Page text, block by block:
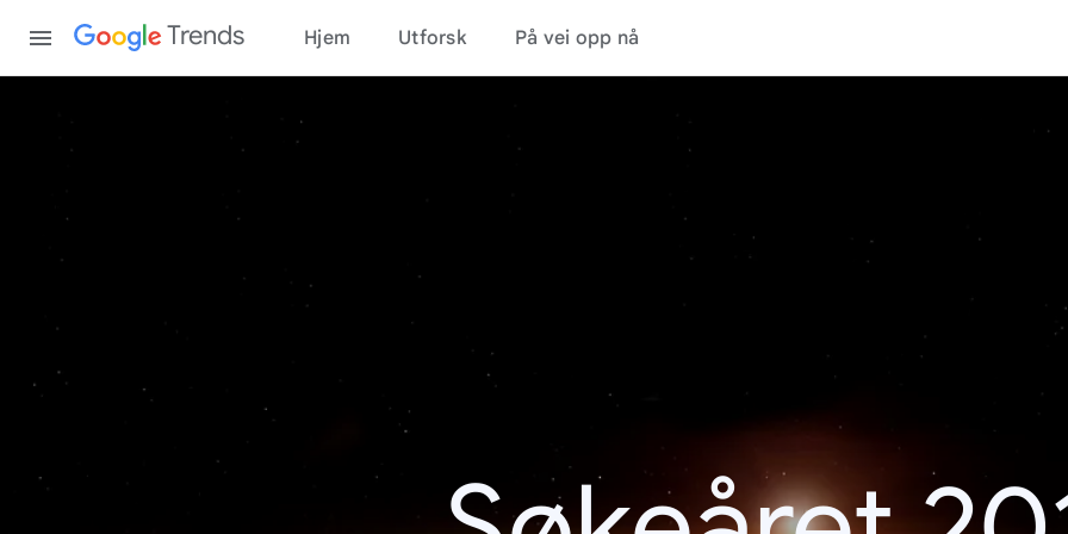
Trends Hjem Utforsk På vei opp nå